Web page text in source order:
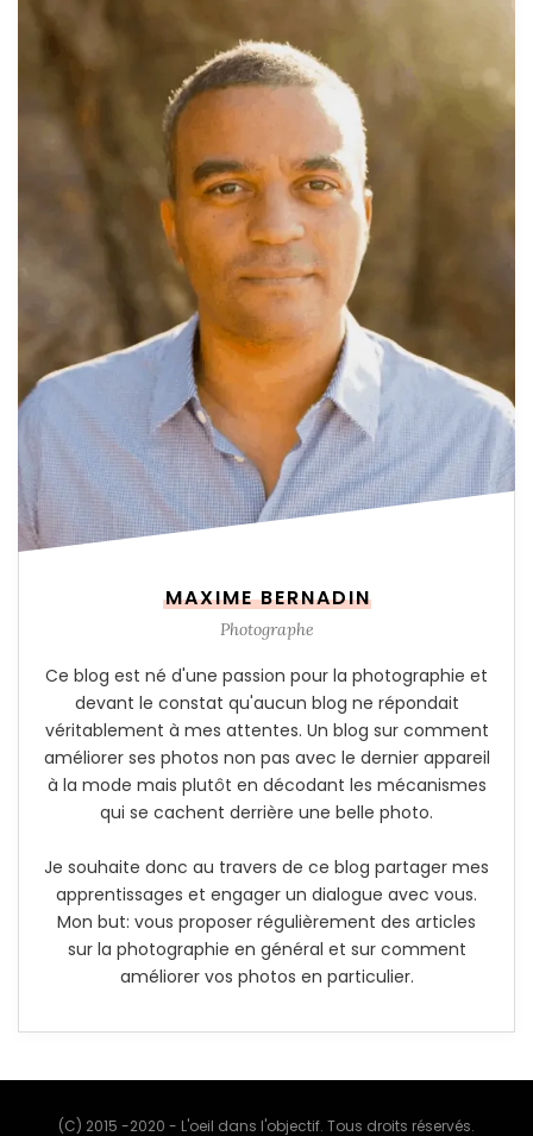
MAXIME BERNADIN
Photographe
Ce blog est né d'une passion pour la photographie et
devant le constat qu'aucun blog ne répondait
véritablement à mes attentes. Un blog sur comment
améliorer ses photos non pas avec le dernier appareil
à la mode mais plutôt en décodant les mécanismes
qui se cachent derrière une belle photo.
Je souhaite donc au travers de ce blog partager mes
apprentissages et engager un dialogue avec vous.
Mon but: vous proposer régulièrement des articles
sur la photographie en général et sur comment
améliorer vos photos en particulier.
(C) 2015 -2020 - L'oeil dans l'objectif. Tous droits réservés.